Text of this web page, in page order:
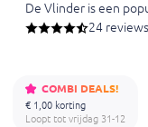
De Vlinder is een
24 reviews
COMBI DEALS!
€ 1,00 korting
Loopt tot vrijdag 31-12